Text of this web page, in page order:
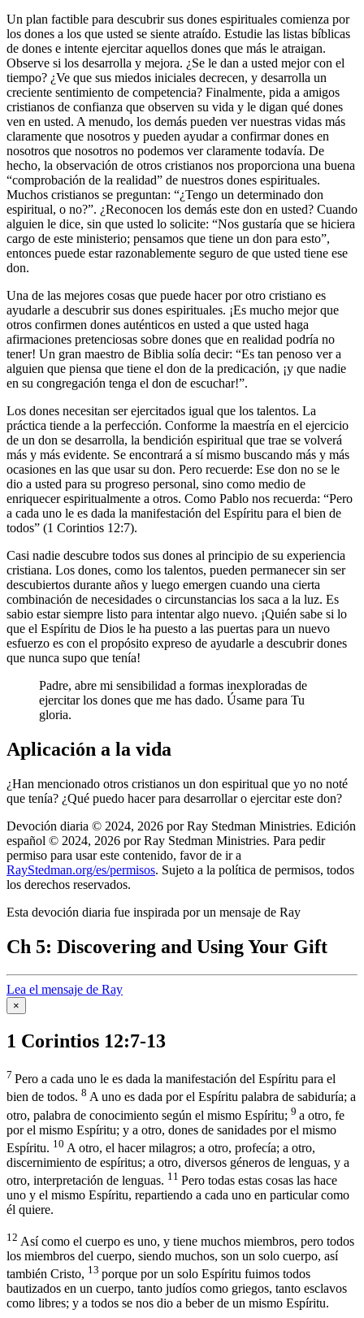
Un plan factible para descubrir sus dones espirituales comienza por
los dones a los que usted se siente atraído. Estudie las listas bíblicas
de dones e intente ejercitar aquellos dones que más le atraigan.
Observe si los desarrolla y mejora. ¿Se le dan a usted mejor con el
tiempo? ¿Ve que sus miedos iniciales decrecen, y desarrolla un
creciente sentimiento de competencia? Finalmente, pida a amigos
cristianos de confianza que observen su vida y le digan qué dones
ven en usted. A menudo, los demás pueden ver nuestras vidas más
claramente que nosotros y pueden ayudar a confirmar dones en
nosotros que nosotros no podemos ver claramente todavía. De
hecho, la observación de otros cristianos nos proporciona una buena
comprobación de la realidad
de nuestros dones espirituales.
Muchos cristianos se preguntan:
¿Tengo un determinado don
espiritual, o no? . ¿Reconocen los demás este don en usted? Cuando
alguien le dice, sin que usted lo solicite:
Nos gustaría que se hiciera
cargo de este ministerio; pensamos que tiene un don para esto ,
entonces puede estar razonablemente seguro de que usted tiene ese
don.
Una de las mejores cosas que puede hacer por otro cristiano es
ayudarle a descubrir sus dones espirituales. ¡Es mucho mejor que
otros confirmen dones auténticos en usted a que usted haga
afirmaciones pretenciosas sobre dones que en realidad podría no
tener! Un gran maestro de Biblia solía decir:
Es tan penoso ver a
alguien que piensa que tiene el don de la predicación, ¡y que nadie
en su congregación tenga el don de escuchar! .
Los dones necesitan ser ejercitados igual que los talentos. La
práctica tiende a la perfección. Conforme la maestría en el ejercicio
de un don se desarrolla, la bendición espiritual que trae se volverá
más y más evidente. Se encontrará a sí mismo buscando más y más
ocasiones en las que usar su don. Pero recuerde: Ese don no se le
dio a usted para su progreso personal, sino como medio de
enriquecer espiritualmente a otros. Como Pablo nos recuerda:
Pero
a cada uno le es dada la manifestación del Espíritu para el bien de
todos
(1 Corintios 12:7).
Casi nadie descubre todos sus dones al principio de su experiencia
cristiana. Los dones, como los talentos, pueden permanecer sin ser
descubiertos durante años y luego emergen cuando una cierta
combinación de necesidades o circunstancias los saca a la luz. Es
sabio estar siempre listo para intentar algo nuevo. ¡Quién sabe si lo
que el Espíritu de Dios le ha puesto a las puertas para un nuevo
esfuerzo es con el propósito expreso de ayudarle a descubrir dones
que nunca supo que tenía!
Padre, abre mi sensibilidad a formas inexploradas de
ejercitar los dones que me has dado. Úsame para Tu
gloria.
Aplicación a la vida
¿Han mencionado otros cristianos un don espiritual que yo no noté
que tenía? ¿Qué puedo hacer para desarrollar o ejercitar este don?
Devoción diaria © 2024, 2026 por Ray Stedman Ministries. Edición
español © 2024, 2026 por Ray Stedman Ministries. Para pedir
permiso para usar este contenido, favor de ir a
RayStedman.org/es/permisos. Sujeto a la política de permisos, todos
los derechos reservados.
Esta devoción diaria fue inspirada por un mensaje de Ray
Ch 5: Discovering and Using Your Gift
Lea el mensaje de Ray
×
1 Corintios 12:7-13
7 Pero a cada uno le es dada la manifestación del Espíritu para el
bien de todos. 8 A uno es dada por el Espíritu palabra de sabiduría; a
otro, palabra de conocimiento según el mismo Espíritu; 9 a otro, fe
por el mismo Espíritu; y a otro, dones de sanidades por el mismo
Espíritu. 10 A otro, el hacer milagros; a otro, profecía; a otro,
discernimiento de espíritus; a otro, diversos géneros de lenguas, y a
otro, interpretación de lenguas. 11 Pero todas estas cosas las hace
uno y el mismo Espíritu, repartiendo a cada uno en particular como
él quiere.
12 Así como el cuerpo es uno, y tiene muchos miembros, pero todos
los miembros del cuerpo, siendo muchos, son un solo cuerpo, así
también Cristo, 13 porque por un solo Espíritu fuimos todos
bautizados en un cuerpo, tanto judíos como griegos, tanto esclavos
como libres; y a todos se nos dio a beber de un mismo Espíritu.